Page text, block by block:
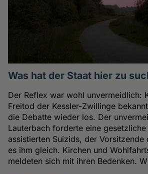
Was hat der Staat hier zu
Der Reflex war wohl unvermeidlich:
Freitod der Kessler-Zwillinge
die Debatte wieder los. Der
Lauterbach forderte eine gesetzliche
assistierten Suizids, der Vorsitzende
es ihm gleich. Kirchen und
meldeten sich mit ihren Bedenken.